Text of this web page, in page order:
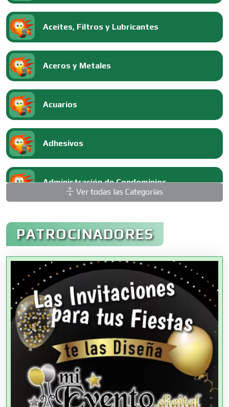
Aceites, Filtros y Lubricantes
Aceros y Metales
Acuarios
Adhesivos
Administración de Condominios
Administración de Empresas
Agencias Aduanales
Agencias de Autos
Agencias de Cobranza
Agencias de Colocación
Ver todas las Categorías
PATROCINADORES